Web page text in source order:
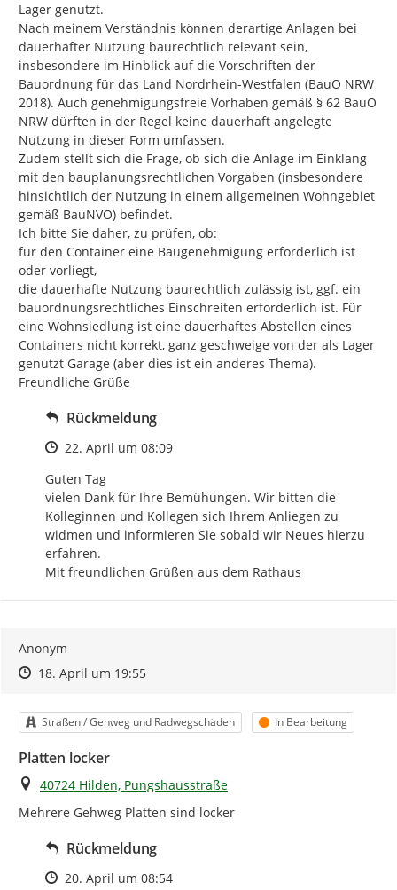
Lager genutzt.
Nach meinem Verständnis können derartige Anlagen bei
dauerhafter Nutzung baurechtlich relevant sein,
insbesondere im Hinblick auf die Vorschriften der
Bauordnung für das Land Nordrhein-Westfalen (BauO NRW
2018). Auch genehmigungsfreie Vorhaben gemäß § 62 BauO
NRW dürften in der Regel keine dauerhaft angelegte
Nutzung in dieser Form umfassen.
Zudem stellt sich die Frage, ob sich die Anlage im Einklang
mit den bauplanungsrechtlichen Vorgaben (insbesondere
hinsichtlich der Nutzung in einem allgemeinen Wohngebiet
gemäß BauNVO) befindet.
Ich bitte Sie daher, zu prüfen, ob:
für den Container eine Baugenehmigung erforderlich ist
oder vorliegt,
die dauerhafte Nutzung baurechtlich zulässig ist, ggf. ein
bauordnungsrechtliches Einschreiten erforderlich ist. Für
eine Wohnsiedlung ist eine dauerhaftes Abstellen eines
Containers nicht korrekt, ganz geschweige von der als Lager
genutzt Garage (aber dies ist ein anderes Thema).
Freundliche Grüße
Rückmeldung
Zeitpunkt des Erstellens
22. April um 08:09
Guten Tag
vielen Dank für Ihre Bemühungen. Wir bitten die
Kolleginnen und Kollegen sich Ihrem Anliegen zu
widmen und informieren Sie sobald wir Neues hierzu
erfahren.
Mit freundlichen Grüßen aus dem Rathaus
Anonym
Zeitpunkt des Erstellens
Zeitpunkt des Erstellens
18. April um 19:55Zur Äußerung
Kategorie
Straßen / Gehweg und Radwegschäden Status
In Bearbeitung
Platten locker
Ort
40724 Hilden, Pungshausstraße
Mehrere Gehweg Platten sind locker
Rückmeldung
Zeitpunkt des Erstellens
20. April um 08:54